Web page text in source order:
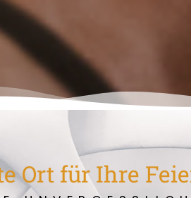
Ort für Ihre